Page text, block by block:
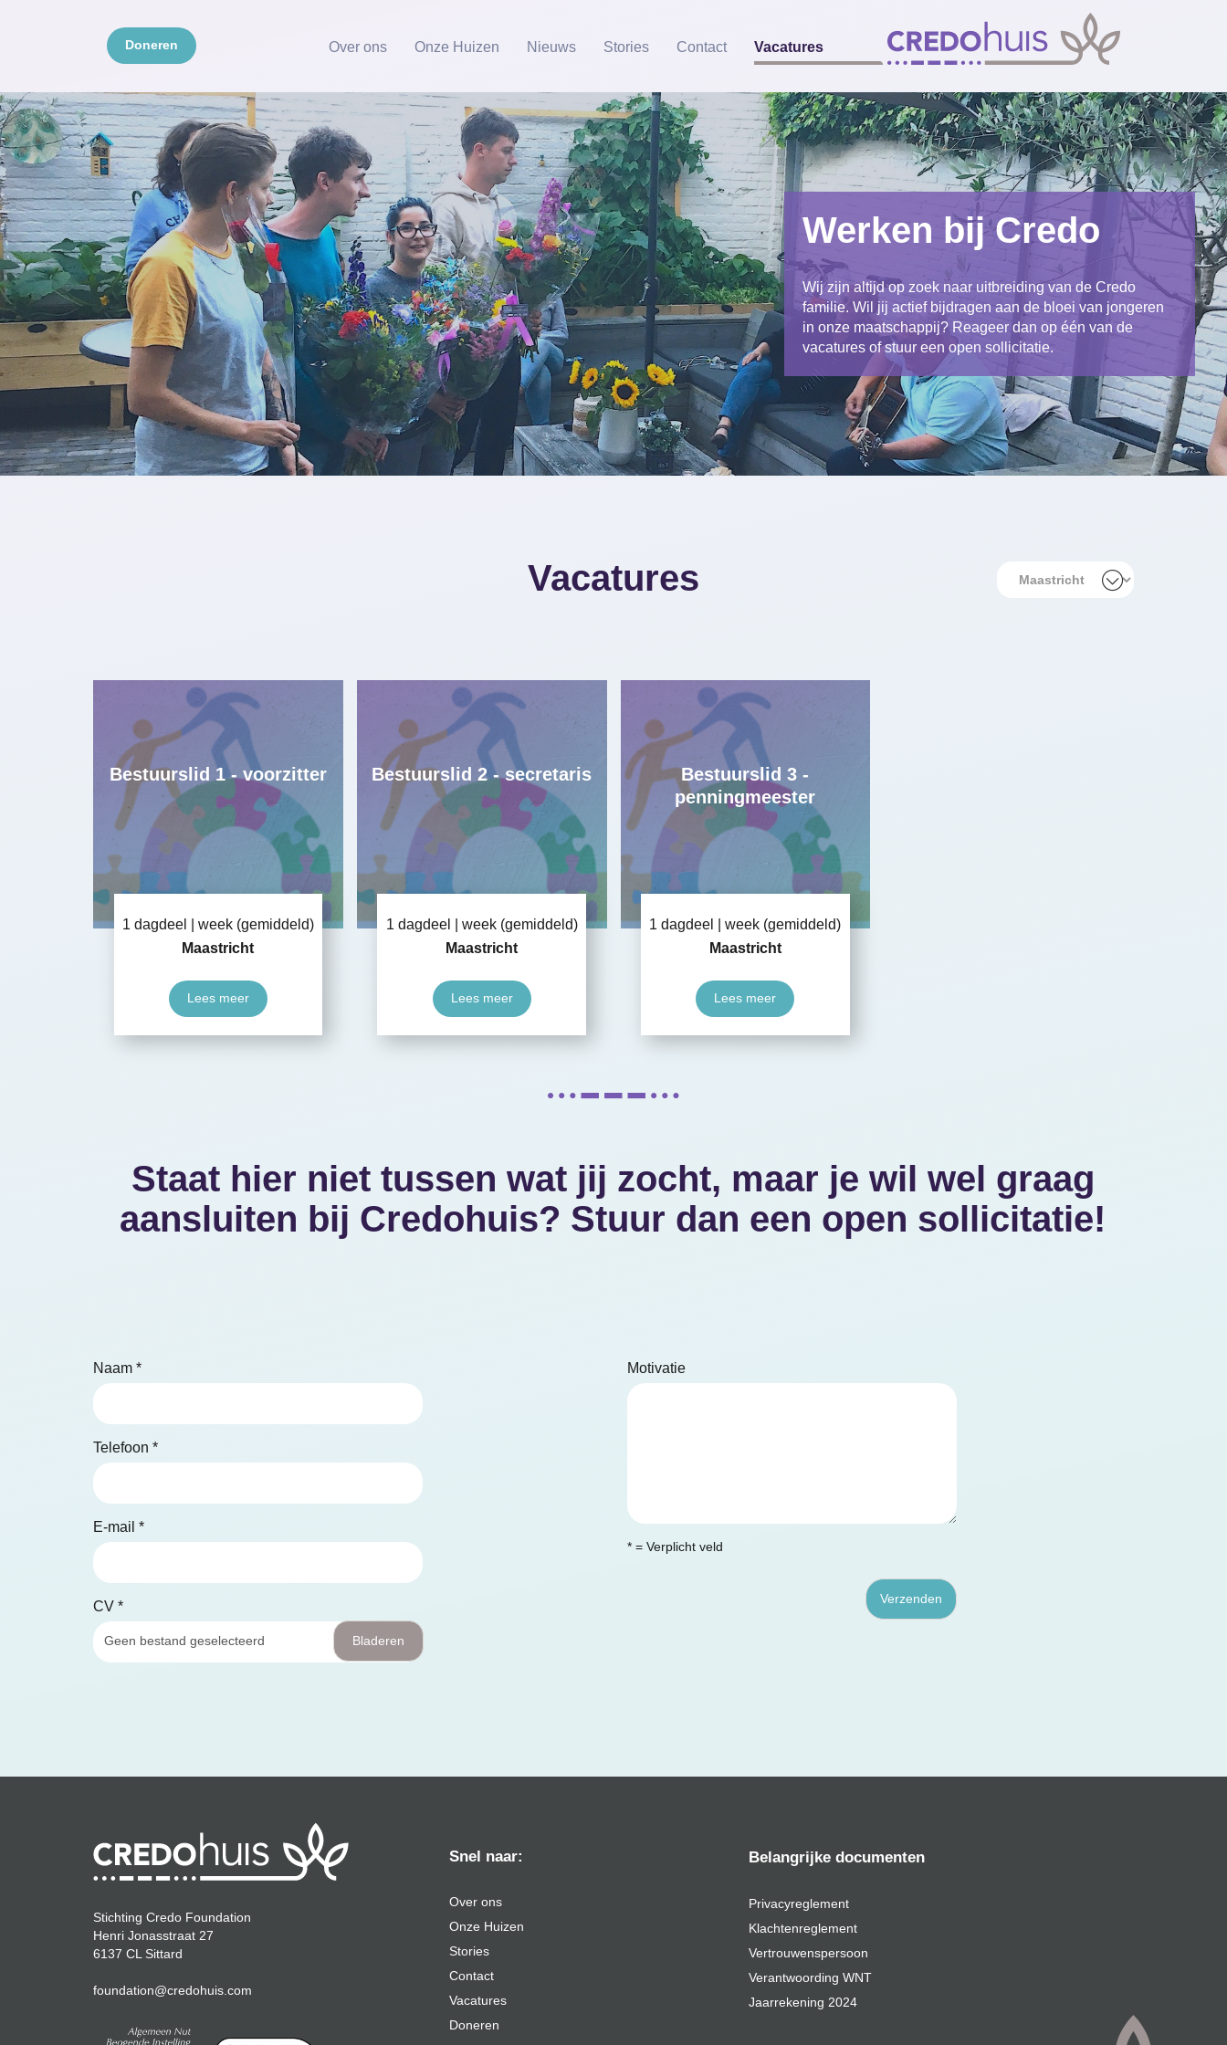
Doneren Over ons Onze Huizen Nieuws Stories Contact Vacatures
Werken bij Credo
Wij zijn altijd op zoek naar uitbreiding van de Credo
familie. Wil jij actief bijdragen aan de bloei van jongeren
in onze maatschappij? Reageer dan op één van de
vacatures of stuur een open sollicitatie.
Vacatures
Bestuurslid 1 - voorzitter
1 dagdeel
week (gemiddeld)
Maastricht
Lees meer
Bestuurslid 2 - secretaris
1 dagdeel
week (gemiddeld)
Maastricht
Lees meer
Bestuurslid 3 -
penningmeester
1 dagdeel
week (gemiddeld)
Maastricht
Lees meer
Staat hier niet tussen wat jij zocht, maar je wil wel graag
aansluiten bij Credohuis? Stuur dan een open sollicitatie!
Naam *
Telefoon *
E-mail *
CV *
Geen bestand geselecteerd Bladeren
Motivatie
* = Verplicht veld
Verzenden
Stichting Credo Foundation
Henri Jonasstraat 27
6137 CL Sittard
foundation@credohuis.com
Snel naar:
Over ons
Onze Huizen
Stories
Contact
Vacatures
Doneren
Belangrijke documenten
Privacyreglement
Klachtenreglement
Vertrouwenspersoon
Verantwoording WNT
Jaarrekening 2024